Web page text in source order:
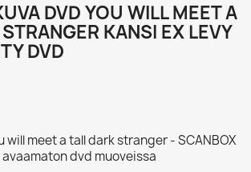
DVD YOU WILL MEET A
KANSI EX LEVY
DVD
will meet a tall dark stranger - SCANBOX
dvd muoveissa